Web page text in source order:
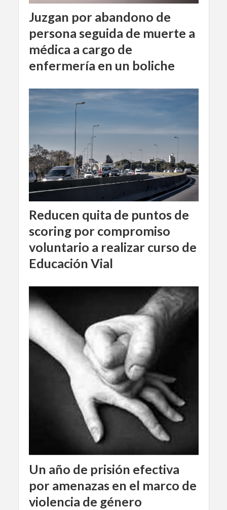
Juzgan por abandono de
persona seguida de muerte a
médica a cargo de
enfermería en un boliche
Reducen quita de puntos de
scoring por compromiso
voluntario a realizar curso de
Educación Vial
Un año de prisión efectiva
por amenazas en el marco de
violencia de género